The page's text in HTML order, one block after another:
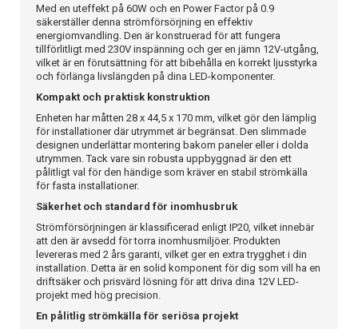
Med en uteffekt på 60W och en Power Factor på 0.9
säkerställer denna strömförsörjning en effektiv
energiomvandling. Den är konstruerad för att fungera
tillförlitligt med 230V inspänning och ger en jämn 12V-utgång,
vilket är en förutsättning för att bibehålla en korrekt ljusstyrka
och förlänga livslängden på dina LED-komponenter.
Kompakt och praktisk konstruktion
Enheten har måtten 28 x 44,5 x 170 mm, vilket gör den lämplig
för installationer där utrymmet är begränsat. Den slimmade
designen underlättar montering bakom paneler eller i dolda
utrymmen. Tack vare sin robusta uppbyggnad är den ett
pålitligt val för den händige som kräver en stabil strömkälla
för fasta installationer.
Säkerhet och standard för inomhusbruk
Strömförsörjningen är klassificerad enligt IP20, vilket innebär
att den är avsedd för torra inomhusmiljöer. Produkten
levereras med 2 års garanti, vilket ger en extra trygghet i din
installation. Detta är en solid komponent för dig som vill ha en
driftsäker och prisvärd lösning för att driva dina 12V LED-
projekt med hög precision.
En pålitlig strömkälla för seriösa projekt